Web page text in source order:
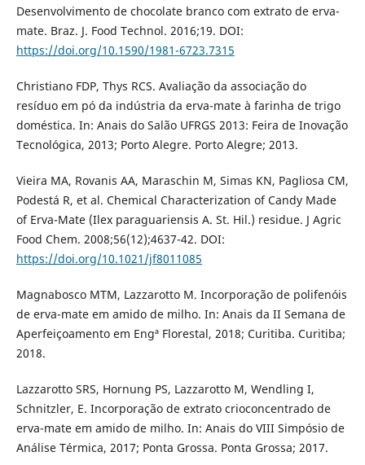
Desenvolvimento de chocolate branco com extrato de erva-
mate. Braz. J. Food Technol. 2016;19. DOI:
https://doi.org/10.1590/1981-6723.7315
Christiano FDP, Thys RCS. Avaliação da associação do
resíduo em pó da indústria da erva-mate à farinha de trigo
doméstica. In: Anais do Salão UFRGS 2013: Feira de Inovação
Tecnológica, 2013; Porto Alegre. Porto Alegre; 2013.
Vieira MA, Rovanis AA, Maraschin M, Simas KN, Pagliosa CM,
Podestá R, et al. Chemical Characterization of Candy Made
of Erva-Mate (Ilex paraguariensis A. St. Hil.) residue. J Agric
Food Chem. 2008;56(12);4637-42. DOI:
https://doi.org/10.1021/jf8011085
Magnabosco MTM, Lazzarotto M. Incorporação de polifenóis
de erva-mate em amido de milho. In: Anais da II Semana de
Aperfeiçoamento em Engª Florestal, 2018; Curitiba. Curitiba;
2018.
Lazzarotto SRS, Hornung PS, Lazzarotto M, Wendling I,
Schnitzler, E. Incorporação de extrato crioconcentrado de
erva-mate em amido de milho. In: Anais do VIII Simpósio de
Análise Térmica, 2017; Ponta Grossa. Ponta Grossa; 2017.